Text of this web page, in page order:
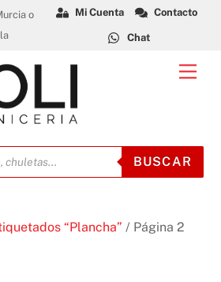
o
Mi Cuenta Contacto
Chat
BUSCAR
“Plancha” / Página 2